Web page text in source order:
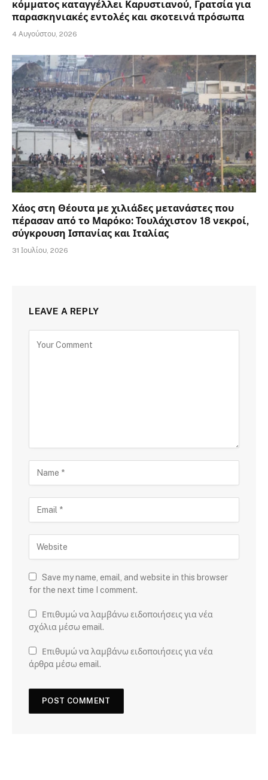
κόμματος καταγγέλλει Καρυστιανού, Γρατσία για
παρασκηνιακές εντολές και σκοτεινά πρόσωπα
4 Αυγούστου, 2026
Χάος στη Θέουτα με χιλιάδες μετανάστες που
πέρασαν από το Μαρόκο: Τουλάχιστον 18 νεκροί,
σύγκρουση Ισπανίας και Ιταλίας
31 Ιουλίου, 2026
LEAVE A REPLY
Save my name, email, and website in this browser
for the next time I comment.
Επιθυμώ να λαμβάνω ειδοποιήσεις για νέα
σχόλια μέσω email.
Επιθυμώ να λαμβάνω ειδοποιήσεις για νέα
άρθρα μέσω email.